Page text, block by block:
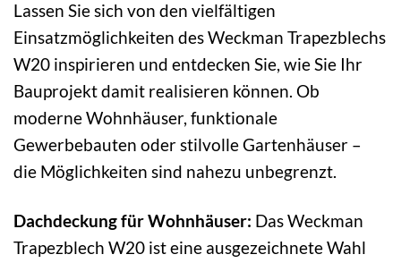
Lassen Sie sich von den vielfältigen
Einsatzmöglichkeiten des Weckman Trapezblechs
W20 inspirieren und entdecken Sie, wie Sie Ihr
Bauprojekt damit realisieren können. Ob
moderne Wohnhäuser, funktionale
Gewerbebauten oder stilvolle Gartenhäuser –
die Möglichkeiten sind nahezu unbegrenzt.
Dachdeckung für Wohnhäuser: Das Weckman
Trapezblech W20 ist eine ausgezeichnete Wahl